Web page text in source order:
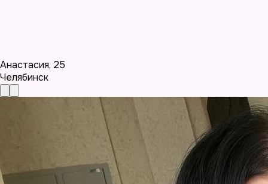
Анастасия, 25
Челябинск